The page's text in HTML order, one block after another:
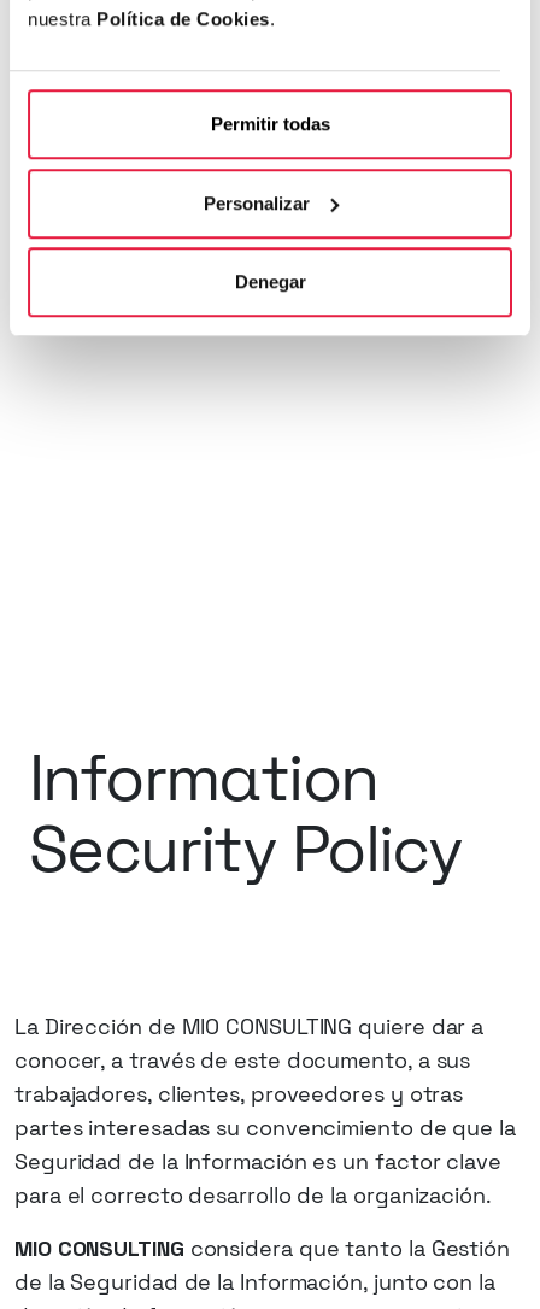
nuestra Política de Cookies.
Permitir todas
Personalizar
Denegar
Information
Security Policy
La Dirección de MIO CONSULTING quiere dar a
conocer, a través de este documento, a sus
trabajadores, clientes, proveedores y otras
partes interesadas su convencimiento de que la
Seguridad de la Información es un factor clave
para el correcto desarrollo de la organización.
MIO CONSULTING considera que tanto la Gestión
de la Seguridad de la Información, junto con la